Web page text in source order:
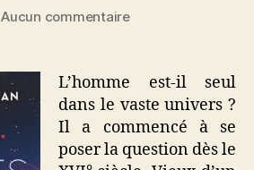
Aucun commentairesur
L’homme est-il seul
dans le vaste univers ?
Il a commencé à se
poser la question dès le